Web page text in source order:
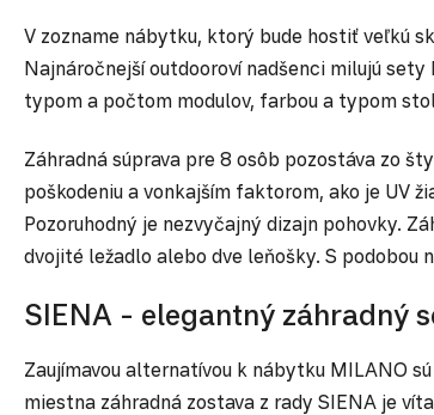
V zozname nábytku, ktorý bude hostiť veľkú
Najnáročnejší outdooroví nadšenci milujú
typom a počtom modulov, farbou a typom
Záhradná súprava pre 8 osôb pozostáva zo
poškodeniu a vonkajším faktorom, ako je UV
Pozoruhodný je nezvyčajný dizajn pohovky.
dvojité ležadlo alebo dve leňošky. S
SIENA - elegantný záhradný
Zaujímavou alternatívou k nábytku MILANO
miestna záhradná zostava z rady SIENA je